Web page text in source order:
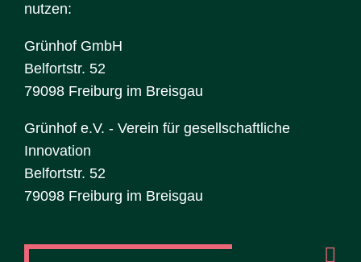
nutzen:
Grünhof GmbH
Belfortstr. 52
79098 Freiburg im Breisgau
Grünhof e.V. - Verein für gesellschaftliche
Innovation
Belfortstr. 52
79098 Freiburg im Breisgau